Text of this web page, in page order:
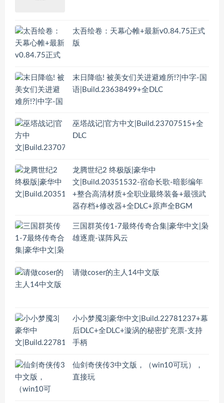
太吾绘卷：天幕心帷+最新v0.84.75正式
版
末日降临! 被美女们关进避难所!?|中字-国
语|Build.23638499+全DLC
巫塔战记|官方中文|Build.23707515+全
DLC
龙腾世纪2 终极版|豪华中
文|Build.20351532-宿命长歌-暗影编年
+整合高清材质+全职业最终装备+最强武
器存档+修改器+全DLC+原声全BGM
三国群英传1-7最终传奇合集|豪华中文|枭
雄逐鹿-谋阵风云
请做coser的主人14中文版
小小梦魇3|豪华中文|Build.22781237+幕
后DLC+全DLC+漩涡的秘密扩充票-支持
手柄
仙剑奇侠传3中文版，（win10可玩），
直接玩